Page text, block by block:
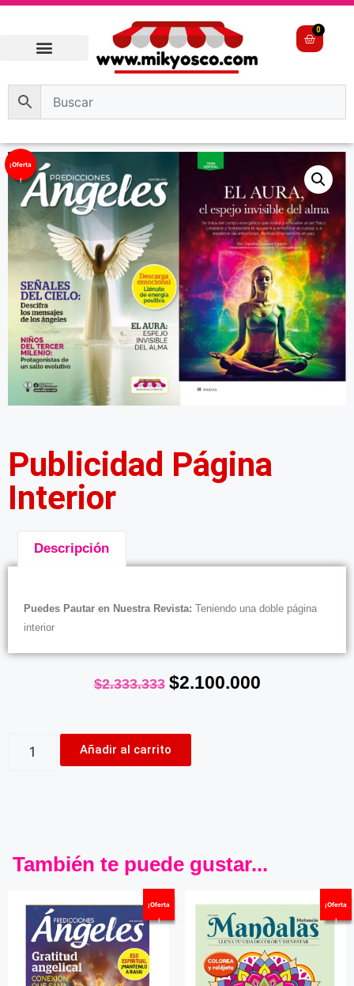
0
¡Oferta
!
Publicidad Página
Interior
Descripción
Puedes Pautar en Nuestra Revista: Teniendo una doble página
interior
$2.333.333 $2.100.000
Añadir al carrito
También te puede gustar...
¡Oferta
!
¡Oferta
!